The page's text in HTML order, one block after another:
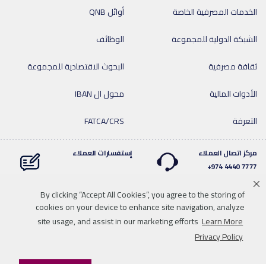
By clicking “Accept All Cookies”, you agree to the storing of
cookies on your device to enhance site navigation, analyze
site usage, and assist in our marketing efforts Learn More
Privacy Policy
أوائل QNB
الخدمات المصرفية الخاصة
الوظائف
الشبكة الدولية للمجموعة
البحوث الاقتصادية للمجموعة
ثقافة مصرفية
محول ال IBAN
الأدوات المالية
FATCA/CRS
التعرفة
مركز اتصال العملاء
7777 4440 974+
إستفسارات العملاء
LinkedinInstagramfacebookWhatsapp
twitteryoutube
للاتصال بنا تحميل الوسائط خريطة الموقع سياسة الخصوصية